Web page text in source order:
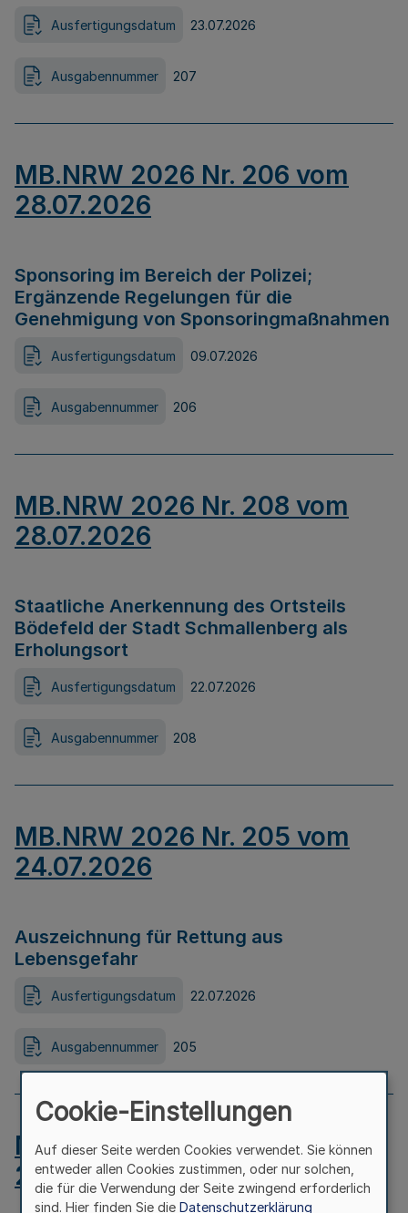
Ausfertigungsdatum 23.07.2026
Ausgabennummer 207
MB.NRW 2026 Nr. 206 vom
28.07.2026
Sponsoring im Bereich der Polizei;
Ergänzende Regelungen für die
Genehmigung von Sponsoringmaßnahmen
Ausfertigungsdatum 09.07.2026
Ausgabennummer 206
MB.NRW 2026 Nr. 208 vom
28.07.2026
Staatliche Anerkennung des Ortsteils
Bödefeld der Stadt Schmallenberg als
Erholungsort
Ausfertigungsdatum 22.07.2026
Ausgabennummer 208
MB.NRW 2026 Nr. 205 vom
24.07.2026
Auszeichnung für Rettung aus
Lebensgefahr
Ausfertigungsdatum 22.07.2026
Ausgabennummer 205
MB.NRW 2026 Nr. 204 vom
24.07.2026
Cookie-Einstellungen
Auf dieser Seite werden Cookies verwendet. Sie können
entweder allen Cookies zustimmen, oder nur solchen,
die für die Verwendung der Seite zwingend erforderlich
sind. Hier finden Sie die Datenschutzerklärung